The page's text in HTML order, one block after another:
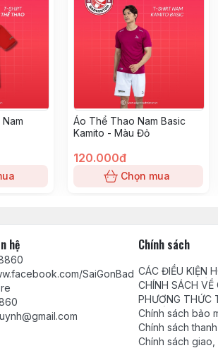
Áo Thể Thao Nam Basic
Kamito - Màu Đỏ
120.000đ
Chọn mua
hệ
SaiGonBad
Chính sách
CÁC ĐIỀU KIỆN
VIỆC CUNG CẤP
CHÍNH SÁCH VỀ
PHƯƠNG THỨC
QUYẾT PHẢN
Chính sách bảo
Chính sách
Chính sách